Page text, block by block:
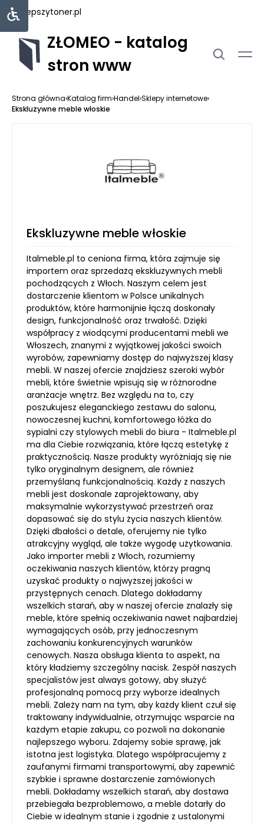
najlepszytoner.pl
ZŁOMEO - katalog
stron www
Strona główna›Katalog firm›Handel›Sklepy internetowe›
Ekskluzywne meble włoskie
Ekskluzywne meble włoskie
Italmeble.pl to ceniona firma, która zajmuje się
importem oraz sprzedażą ekskluzywnych mebli
pochodzących z Włoch. Naszym celem jest
dostarczenie klientom w Polsce unikalnych
produktów, które harmonijnie łączą doskonały
design, funkcjonalność oraz trwałość. Dzięki
współpracy z wiodącymi producentami mebli we
Włoszech, znanymi z wyjątkowej jakości swoich
wyrobów, zapewniamy dostęp do najwyższej klasy
mebli. W naszej ofercie znajdziesz szeroki wybór
mebli, które świetnie wpisują się w różnorodne
aranżacje wnętrz. Bez względu na to, czy
poszukujesz eleganckiego zestawu do salonu,
nowoczesnej kuchni, komfortowego łóżka do
sypialni czy stylowych mebli do biura - Italmeble.pl
ma dla Ciebie rozwiązania, które łączą estetykę z
praktycznością. Nasze produkty wyróżniają się nie
tylko oryginalnym designem, ale również
przemyślaną funkcjonalnością. Każdy z naszych
mebli jest doskonale zaprojektowany, aby
maksymalnie wykorzystywać przestrzeń oraz
dopasować się do stylu życia naszych klientów.
Dzięki dbałości o detale, oferujemy nie tylko
atrakcyjny wygląd, ale także wygodę użytkowania.
Jako importer mebli z Włoch, rozumiemy
oczekiwania naszych klientów, którzy pragną
uzyskać produkty o najwyższej jakości w
przystępnych cenach. Dlatego dokładamy
wszelkich starań, aby w naszej ofercie znalazły się
meble, które spełnią oczekiwania nawet najbardziej
wymagających osób, przy jednoczesnym
zachowaniu konkurencyjnych warunków
cenowych. Nasza obsługa klienta to aspekt, na
który kładziemy szczególny nacisk. Zespół naszych
specjalistów jest always gotowy, aby służyć
profesjonalną pomocą przy wyborze idealnych
mebli. Zależy nam na tym, aby każdy klient czuł się
traktowany indywidualnie, otrzymując wsparcie na
każdym etapie zakupu, co pozwoli na dokonanie
najlepszego wyboru. Zdajemy sobie sprawę, jak
istotna jest logistyka. Dlatego współpracujemy z
zaufanymi firmami transportowymi, aby zapewnić
szybkie i sprawne dostarczenie zamówionych
mebli. Dokładamy wszelkich starań, aby dostawa
przebiegała bezproblemowo, a meble dotarły do
Ciebie w idealnym stanie i zgodnie z ustalonymi